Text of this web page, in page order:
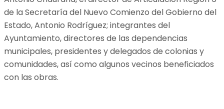
de la Secretaría del Nuevo Comienzo del Gobierno del
Estado, Antonio Rodríguez; integrantes del
Ayuntamiento, directores de las dependencias
municipales, presidentes y delegados de colonias y
comunidades, así como algunos vecinos beneficiados
con las obras.